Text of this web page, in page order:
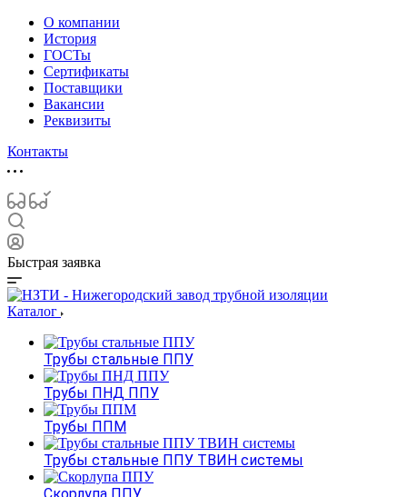
О компании
История
ГОСТы
Сертификаты
Поставщики
Вакансии
Реквизиты
Контакты
Быстрая заявка
Каталог
Трубы стальные ППУ
Трубы ПНД ППУ
Трубы ППМ
Трубы стальные ППУ ТВИН системы